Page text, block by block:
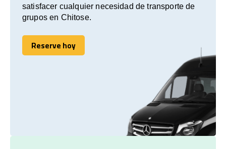
satisfacer cualquier necesidad de transporte de
grupos en Chitose.
Reserve hoy
Reserve hoy